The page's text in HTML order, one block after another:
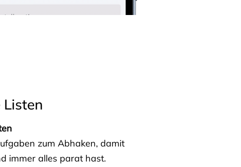
zum Abhaken, damit
immer alles parat hast.